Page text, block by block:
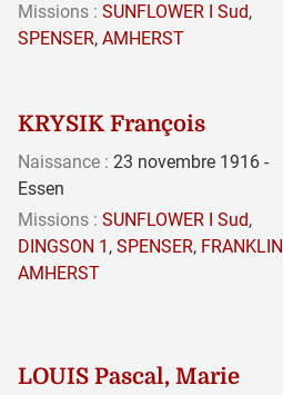
Missions : SUNFLOWER I Sud,
SPENSER, AMHERST
KRYSIK François
Naissance : 23 novembre 1916 -
Essen
Missions : SUNFLOWER I Sud,
DINGSON 1 , SPENSER, FRANKLIN
AMHERST
LOUIS Pascal, Marie